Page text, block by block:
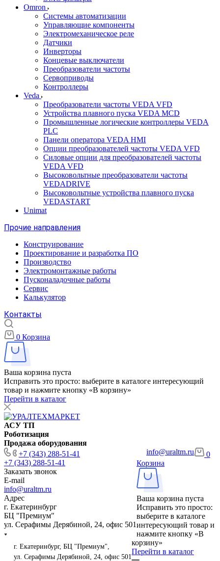
Omron
Системы автоматизации
Управляющие компоненты
Электромеханическое реле
Датчики
Инверторы
Концевые выключатели
Преобразователи частоты
Сервоприводы
Контроллеры
Veda
Преобразователи частоты VEDA VFD
Устройства плавного пуска VEDA MCD
Промышленные логические контроллеры VEDA
PLC
Панели оператора VEDA HMI
Опции преобразователей частоты VEDA VFD
Силовые опции для преобразователей частоты
VEDA VFD
Высоковольтные преобразователи частоты
VEDADRIVE
Высоковольтные устройства плавного пуска
VEDASTART
Unimat
Прочие направления
Конструирование
Проектирование и разработка ПО
Производство
Электромонтажные работы
Пусконаладочные работы
Сервис
Калькулятор
Контакты
0 Корзина
Ваша корзина пуста
Исправить это просто: выберите в каталоге интересующий
товар и нажмите кнопку «В корзину»
Перейти в каталог
АСУ ТП
Роботизация
Продажа оборудования
+7 (343) 288-51-41
+7 (343) 288-51-41
Заказать звонок
E-mail
info@uraltm.ru
Адрес
г. Екатеринбург
БЦ "Премиум"
ул. Серафимы Дерябиной, 24, офис 501
info@uraltm.ru
г. Екатеринбург, БЦ "Премиум",
ул. Серафимы Дерябиной, 24, офис 501
0
Корзина
Ваша корзина пуста
Исправить это просто:
выберите в каталоге
интересующий товар и
нажмите кнопку «В
корзину»
Перейти в каталог